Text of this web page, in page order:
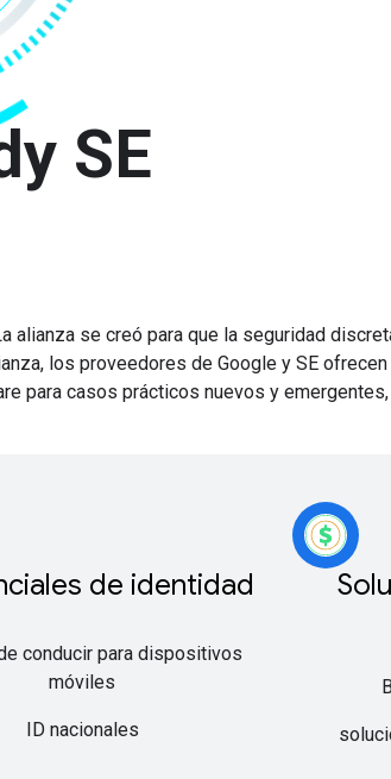
SE
alianza se creó para que la seguridad
los proveedores de Google y SE
para casos prácticos nuevos y
de identidad
conducir para dispositivos
móviles
ID nacionales